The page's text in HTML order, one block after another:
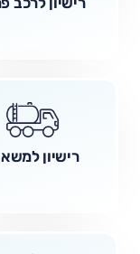
רישיון